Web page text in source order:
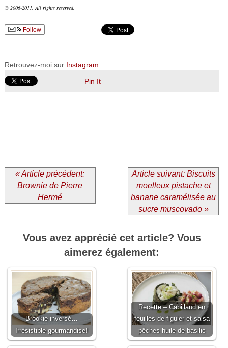
© 2006-2011. All rights reserved.
Follow
Retrouvez-moi sur Instagram
Pin It
« Article précédent:
Brownie de Pierre
Hermé
Article suivant: Biscuits
moelleux pistache et
banane caramélisée au
sucre muscovado »
Vous avez apprécié cet article? Vous
aimerez également:
Brookie inversé…
Irrésistible gourmandise!
Recette – Cabillaud en
feuilles de figuier et salsa
pêches huile de basilic